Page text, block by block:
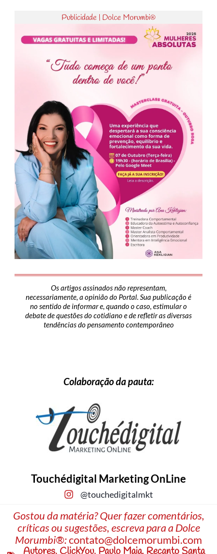
Publicidade | Dolce Morumbi®
Os artigos assinados não representam,
necessariamente, a opinião do Portal. Sua publicação é
no sentido de informar e, quando o caso, estimular o
debate de questões do cotidiano e de refletir as diversas
tendências do pensamento contemporâneo
Colaboração da pauta:
Touchédigital Marketing OnLine
@touchedigitalmkt
Gostou da matéria? Quer fazer comentários,
críticas ou sugestões, escreva para a Dolce
Morumbi®:contato@dolcemorumbi.com
Autores, ClickYou, Paulo Maia, Recanto Santa